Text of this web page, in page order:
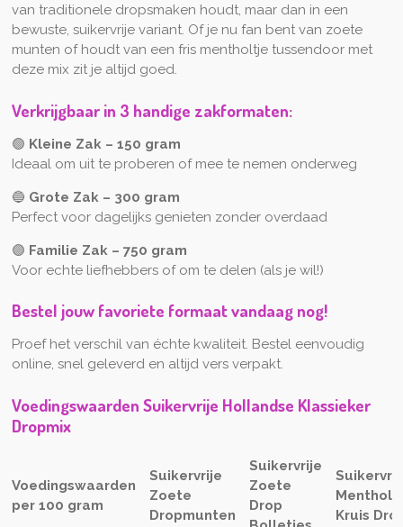
van traditionele dropsmaken houdt, maar dan in een
bewuste, suikervrije variant. Of je nu fan bent van zoete
munten of houdt van een fris mentholtje tussendoor met
deze mix zit je altijd goed.
Verkrijgbaar in 3 handige zakformaten:
🟢 Kleine Zak – 150 gram
Ideaal om uit te proberen of mee te nemen onderweg
🔵 Grote Zak – 300 gram
Perfect voor dagelijks genieten zonder overdaad
🟣 Familie Zak – 750 gram
Voor echte liefhebbers of om te delen (als je wil!)
Bestel jouw favoriete formaat vandaag nog!
Proef het verschil van échte kwaliteit. Bestel eenvoudig
online, snel geleverd en altijd vers verpakt.
Voedingswaarden Suikervrije Hollandse Klassieker
Dropmix
Voedingswaarden
per 100 gram
Suikervrije
Zoete
Dropmunten
Suikervrije
Zoete
Drop
Menthol
Kruis